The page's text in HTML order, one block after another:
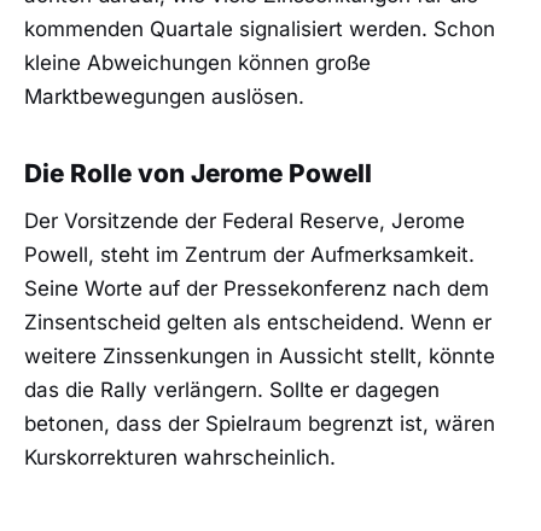
kommenden Quartale signalisiert werden. Schon
kleine Abweichungen können große
Marktbewegungen auslösen.
Die Rolle von Jerome Powell
Der Vorsitzende der Federal Reserve, Jerome
Powell, steht im Zentrum der Aufmerksamkeit.
Seine Worte auf der Pressekonferenz nach dem
Zinsentscheid gelten als entscheidend. Wenn er
weitere Zinssenkungen in Aussicht stellt, könnte
das die Rally verlängern. Sollte er dagegen
betonen, dass der Spielraum begrenzt ist, wären
Kurskorrekturen wahrscheinlich.